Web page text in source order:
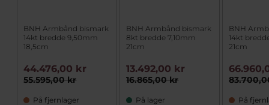
BNH Armbånd bismark
14kt bredde 9,50mm
18,5cm
55.595,00 kr
44.476,00 kr
På fjernlager
BNH Armbånd bismark
8kt bredde 7,10mm
21cm
16.865,00 kr
13.492,00 kr
På lager
BNH
14kt
21cm
På